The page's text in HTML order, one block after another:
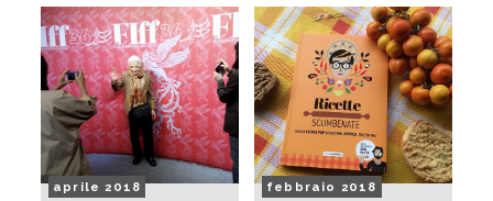
aprile 2018 febbraio 2018